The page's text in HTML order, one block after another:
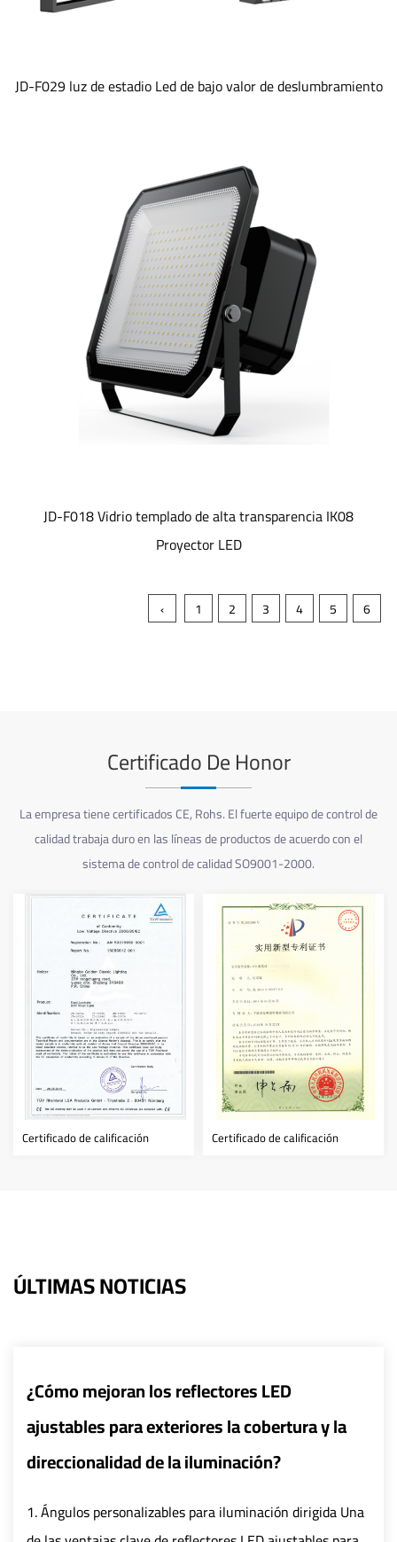
JD-F029 luz de estadio Led de bajo valor de deslumbramiento
JD-F018 Vidrio templado de alta transparencia IK08
Proyector LED
‹ 1 2 3 4 5 6
Certificado De Honor
La empresa tiene certificados CE, Rohs. El fuerte equipo de control de
calidad trabaja duro en las líneas de productos de acuerdo con el
sistema de control de calidad SO9001-2000.
Certificado de calificación Certificado de
ÚLTIMAS NOTICIAS
LED
la cobertura y la
iluminación dirigida Una
¿Cómo pueden los
inteligentes mejorar
de las farolas LED?
1. Mejorar la eficiencia